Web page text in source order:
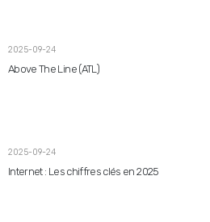
2025-09-24
Above The Line (ATL)
2025-09-24
Internet : Les chiffres clés en 2025